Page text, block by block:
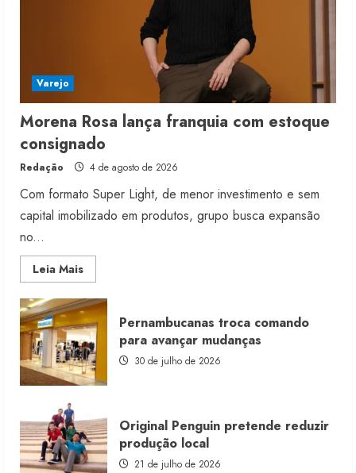
Varejo
Morena Rosa lança franquia com estoque
consignado
Redação 4 de agosto de 2026
Com formato Super Light, de menor investimento e sem
capital imobilizado em produtos, grupo busca expansão
no...
Leia MaisRead
more
Morena
Rosa
lança
franquia
com
estoque
consignado
Pernambucanas troca comando
para avançar mudanças
30 de julho de 2026
Original Penguin pretende reduzir
produção local
21 de julho de 2026